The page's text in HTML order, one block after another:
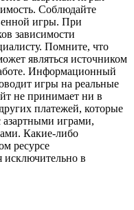
Соблюдайте
игры. При
зависимости
Помните, что
являться источником
Информационный
игры на реальные
не принимает ни в
платежей, которые
азартными играми,
Какие-либо
ресурсе
исключительно в